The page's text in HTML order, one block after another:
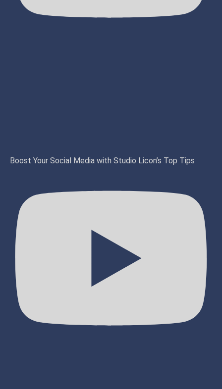
Boost Your Social Media with Studio Licon’s Top Tips